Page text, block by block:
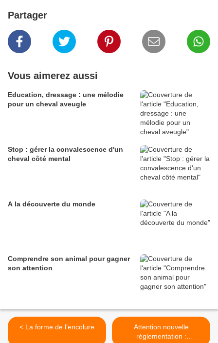
Partager
Vous aimerez aussi
Education, dressage : une mélodie
pour un cheval aveugle
Stop : gérer la convalescence d'un
cheval côté mental
A la découverte du monde
Comprendre son animal pour gagner
son attention
< La forme de l’encolure
Attention nouvelle
réglementation :